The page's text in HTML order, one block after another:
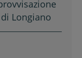
Longiano